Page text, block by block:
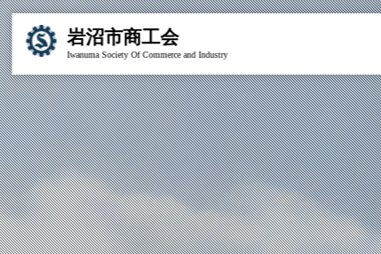
岩沼市商工会
Iwanuma Society Of Commerce and Industry